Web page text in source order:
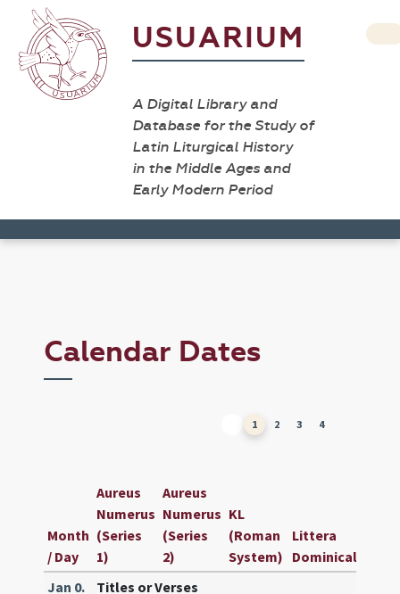
USUARIUM
A Digital Library and
Database for the Study of
Latin Liturgical History
in the Middle Ages and
Early Modern Period
Calendar Dates
1 2 3 4
Month
/ Day
Aureus
Numerus
(Series
1)
Aureus
Numerus
(Series
2)
KL
(Roman
System)
Littera
Dominicalis
Jan 0.
Titles or Verses